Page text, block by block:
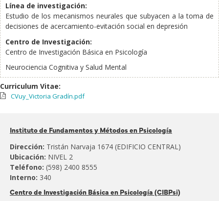
Línea de investigación:
Estudio de los mecanismos neurales que subyacen a la toma de
decisiones de acercamiento-evitación social en depresión
Centro de Investigación:
Centro de Investigación Básica en Psicología
Neurociencia Cognitiva y Salud Mental
Curriculum Vitae:
CVuy_Victoria Gradín.pdf
al:
Instituto de Fundamentos y Métodos en Psicología
Dirección: Tristán Narvaja 1674 (EDIFICIO CENTRAL)
Ubicación: NIVEL 2
Teléfono: (598) 2400 8555
Interno: 340
Centro de Investigación Básica en Psicología (CIBPsi)